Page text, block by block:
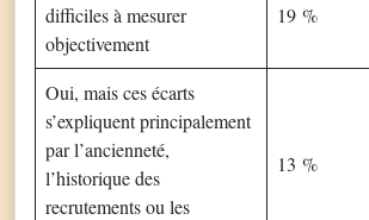
difficiles à mesurer
objectivement
19 %
Oui, mais ces écarts
s’expliquent principalement
par l’ancienneté,
l’historique des
recrutements ou les
13 %